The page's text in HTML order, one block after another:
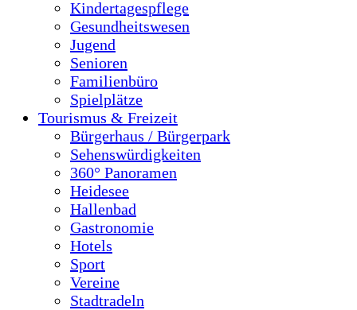
Kindertagespflege
Gesundheitswesen
Jugend
Senioren
Familienbüro
Spielplätze
Tourismus & Freizeit
Bürgerhaus / Bürgerpark
Sehenswürdigkeiten
360° Panoramen
Heidesee
Hallenbad
Gastronomie
Hotels
Sport
Vereine
Stadtradeln